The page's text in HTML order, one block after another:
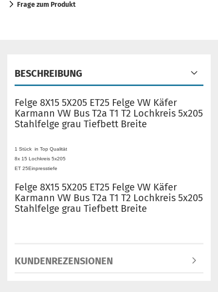
Frage zum Produkt
BESCHREIBUNG
Felge 8X15 5X205 ET25 Felge VW Käfer
Karmann VW Bus T2a T1 T2 Lochkreis 5x205
Stahlfelge grau Tiefbett Breite
1 Stück in Top Qualität
8x 15 Lochkreis 5x205
ET 25Einpresstiefe
Felge 8X15 5X205 ET25 Felge VW Käfer
Karmann VW Bus T2a T1 T2 Lochkreis 5x205
Stahlfelge grau Tiefbett Breite
KUNDENREZENSIONEN